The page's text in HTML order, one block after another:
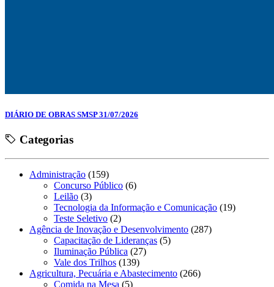
DIÁRIO DE OBRAS SMSP 31/07/2026
Categorias
Administração (159)
Concurso Público (6)
Leilão (3)
Tecnologia da Informação e Comunicação (19)
Teste Seletivo (2)
Agência de Inovação e Desenvolvimento (287)
Capacitação de Lideranças (5)
Iluminação Pública (27)
Vale dos Trilhos (139)
Agricultura, Pecuária e Abastecimento (266)
Comida na Mesa (5)